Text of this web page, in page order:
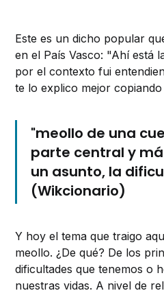
Este es un dicho popular
en el País Vasco: "Ahí está
por el contexto fui
te lo explico mejor
"meollo de una
parte central y
un asunto, la
(Wikcionario)
Y hoy el tema que traigo
meollo. ¿De qué? De los
dificultades que tenemos o
nuestras vidas. A nivel de